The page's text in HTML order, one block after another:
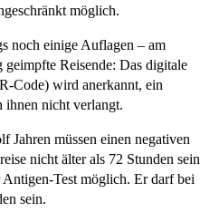
möglich.
noch einige Auflagen – am
Reisende: Das digitale
Code) wird anerkannt, ein
ihnen nicht verlangt.
Jahren müssen einen negativen
nicht älter als 72 Stunden sein
Test möglich. Er darf bei
sein.